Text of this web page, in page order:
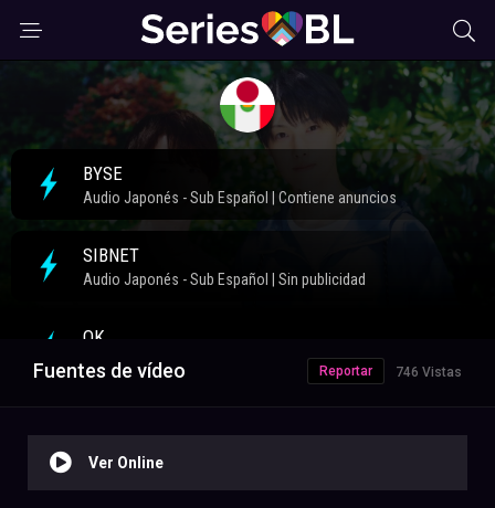
Fuentes de vídeo 746 Vistas
Reportar
Ver Online